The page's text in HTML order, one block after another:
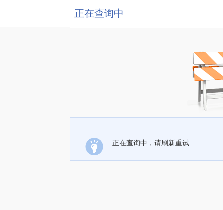
正在查询中
正在查询中，请刷新重试